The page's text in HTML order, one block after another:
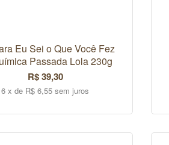
Eu Sei o Que Você Fez
Passada Lola 230g
R$ 39,30
6 x de R$ 6,55 sem juros